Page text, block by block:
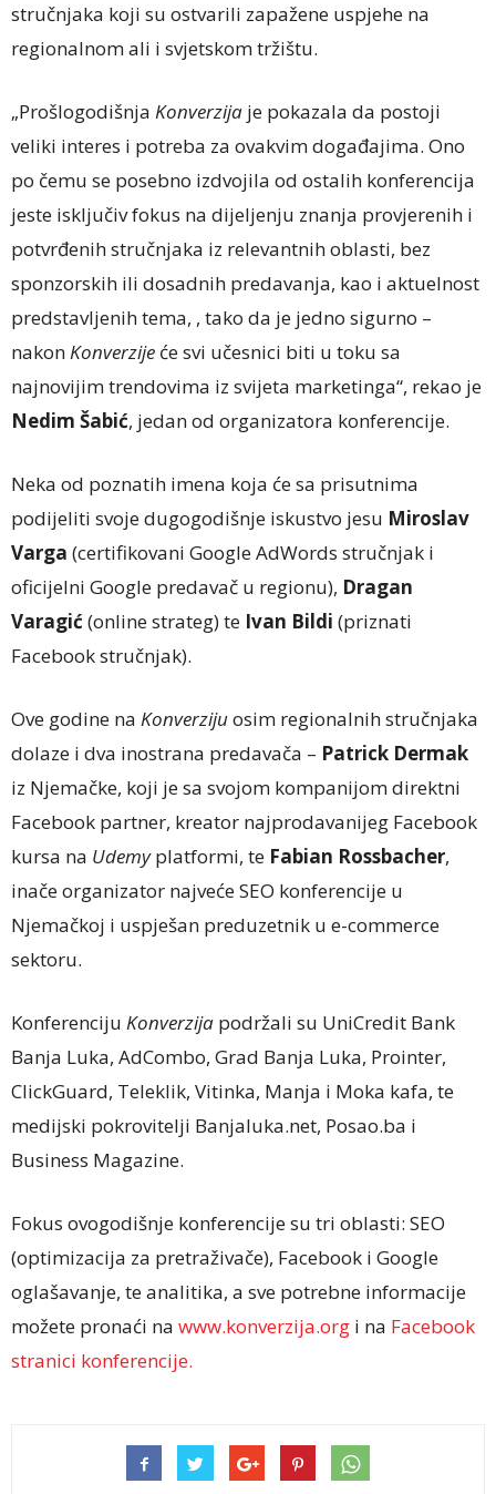
stručnjaka koji su ostvarili zapažene uspjehe na
regionalnom ali i svjetskom tržištu.
„Prošlogodišnja Konverzija je pokazala da postoji
veliki interes i potreba za ovakvim događajima. Ono
po čemu se posebno izdvojila od ostalih konferencija
jeste isključiv fokus na dijeljenju znanja provjerenih i
potvrđenih stručnjaka iz relevantnih oblasti, bez
sponzorskih ili dosadnih predavanja, kao i aktuelnost
predstavljenih tema, , tako da je jedno sigurno –
nakonKonverzije će svi učesnici biti u toku sa
najnovijim trendovima iz svijeta marketinga“, rekao je
Nedim Šabić, jedan od organizatora konferencije.
Neka od poznatih imena koja će sa prisutnima
podijeliti svoje dugogodišnje iskustvo jesu Miroslav
Varga (certifikovani Google AdWords stručnjak i
oficijelni Google predavač u regionu), Dragan
Varagić (online strateg) te Ivan Bildi (priznati
Facebook stručnjak).
Ove godine na Konverzijuosim regionalnih stručnjaka
dolaze i dva inostrana predavača – Patrick Dermak
iz Njemačke, koji je sa svojom kompanijom direktni
Facebook partner, kreator najprodavanijeg Facebook
kursa na Udemyplatformi, te Fabian Rossbacher,
inače organizator najveće SEO konferencije u
Njemačkoj i uspješan preduzetnik u e-commerce
sektoru.
Konferenciju Konverzija podržali su UniCredit Bank
Banja Luka, AdCombo, Grad Banja Luka, Prointer,
ClickGuard, Teleklik, Vitinka, Manja i Moka kafa, te
medijski pokrovitelji Banjaluka.net, Posao.ba i
Business Magazine.
Fokus ovogodišnje konferencije su tri oblasti: SEO
(optimizacija za pretraživače), Facebook i Google
oglašavanje, te analitika, a sve potrebne informacije
možete pronaći na www.konverzija.org i na Facebook
stranici konferencije.